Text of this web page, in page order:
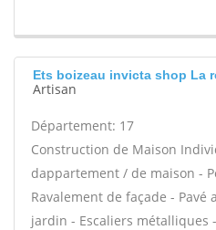
Ets boizeau invicta shop La
Artisan
Département: 17
Construction de Maison
dappartement / de maison -
Ravalement de façade -
jardin - Escaliers métalliques